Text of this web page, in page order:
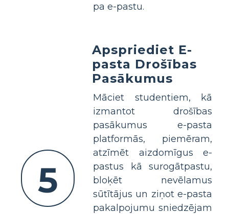
pa e-pastu.
5
Apspriediet E-
pasta Drošības
Pasākumus
Māciet studentiem, kā
izmantot drošības
pasākumus e-pasta
platformās, piemēram,
atzīmēt aizdomīgus e-
pastus kā surogātpastu,
bloķēt nevēlamus
sūtītājus un ziņot e-pasta
pakalpojumu sniedzējam